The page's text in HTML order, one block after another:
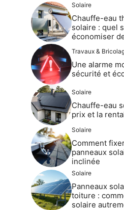
Solaire
Chauffe-eau
solaire : quel
économiser
Travaux &
Une alarme
sécurité et
Solaire
Chauffe-eau
prix et la
Solaire
Comment
panneaux
inclinée
Solaire
Panneaux
toiture :
solaire